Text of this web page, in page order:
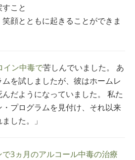
クロアチア語
こと
顔とともに起きることができま
イン中毒で苦しんでいました。 あ
を試しましたが、彼はホームレ
だようになっていました。 私た
プログラムを見付け、それ以来
した。」
で3ヵ月のアルコール中毒の治療